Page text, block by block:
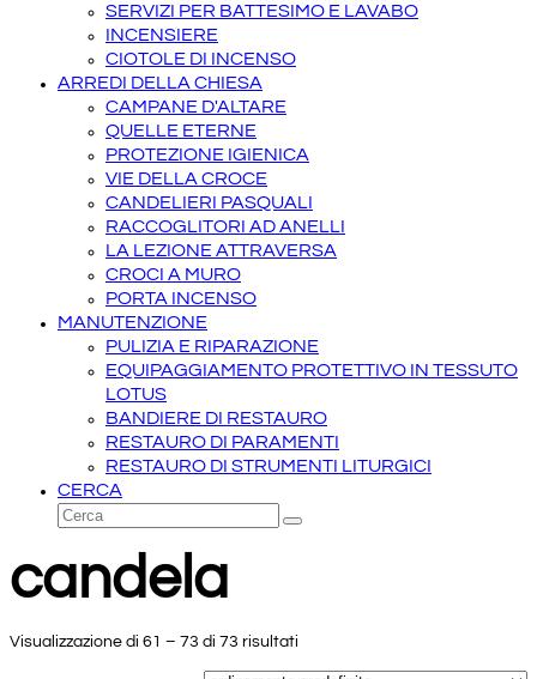
SERVIZI PER BATTESIMO E LAVABO
INCENSIERE
CIOTOLE DI INCENSO
ARREDI DELLA CHIESA
CAMPANE D'ALTARE
QUELLE ETERNE
PROTEZIONE IGIENICA
VIE DELLA CROCE
CANDELIERI PASQUALI
RACCOGLITORI AD ANELLI
LA LEZIONE ATTRAVERSA
CROCI A MURO
PORTA INCENSO
MANUTENZIONE
PULIZIA E RIPARAZIONE
EQUIPAGGIAMENTO PROTETTIVO IN TESSUTO
LOTUS
BANDIERE DI RESTAURO
RESTAURO DI PARAMENTI
RESTAURO DI STRUMENTI LITURGICI
CERCA
Cerca
Invia
candela
Visualizzazione di 61 – 73 di 73 risultati